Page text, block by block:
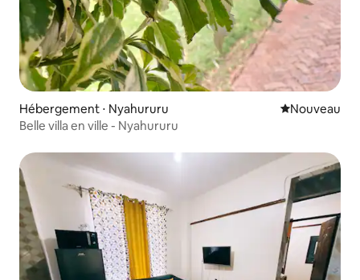
Hébergement ⋅ Nyahururu Nouvel
Nouveau
Belle villa en ville - Nyahururu